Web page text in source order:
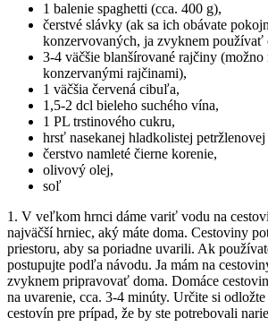
1 balenie spaghetti (cca. 400 g),
čerstvé slávky (ak sa ich obávate
konzervovaných, ja zvyknem používať
3-4 väčšie blanšírované rajčiny
konzervanými rajčinami),
1 väčšia červená cibuľa,
1,5-2 dcl bieleho suchého vína,
1 PL trstinového cukru,
hrsť nasekanej hladkolistej petržlenovej
čerstvo namleté čierne korenie,
olivový olej,
soľ
1. V veľkom hrnci dáme variť vodu na
najväčší hrniec, aký máte doma. Cestoviny
priestoru, aby sa poriadne uvarili. Ak
postupujte podľa návodu. Ja mám na
zvyknem pripravovať doma. Domáce
na uvarenie, cca. 3-4 minúty. Určite si
cestovín pre prípad, že by ste potrebovali